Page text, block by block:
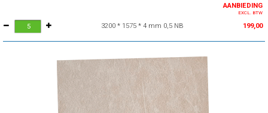
AANBIEDING
EXCL. BTW
3200 * 1575 * 4 mm 0,5 NB 199,00